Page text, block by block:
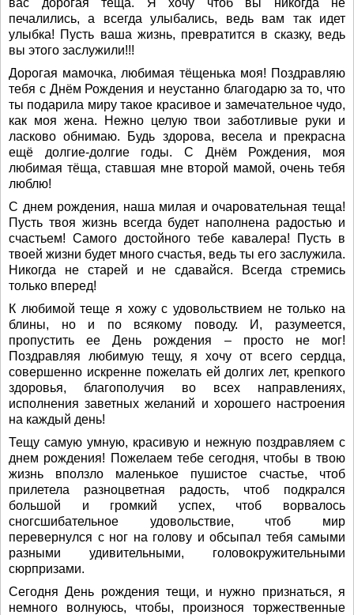
вас дорогая теща. Я хочу чтоб вы никогда не
печалились, а всегда улыбались, ведь вам так идет
улыбка! Пусть ваша жизнь, превратится в сказку, ведь
вы этого заслужили!!!
Дорогая мамочка, любимая тёщенька моя! Поздравляю
тебя с Днём Рождения и неустанно благодарю за то, что
ты подарила миру такое красивое и замечательное чудо,
как моя жена. Нежно целую твои заботливые руки и
ласково обнимаю. Будь здорова, весела и прекрасна
ещё долгие-долгие годы. С Днём Рождения, моя
любимая тёща, ставшая мне второй мамой, очень тебя
люблю!
С днем рождения, наша милая и очаровательная теща!
Пусть твоя жизнь всегда будет наполнена радостью и
счастьем! Самого достойного тебе кавалера! Пусть в
твоей жизни будет много счастья, ведь ты его заслужила.
Никогда не старей и не сдавайся. Всегда стремись
только вперед!
К любимой теще я хожу с удовольствием не только на
блины, но и по всякому поводу. И, разумеется,
пропустить ее День рождения – просто не мог!
Поздравляя любимую тещу, я хочу от всего сердца,
совершенно искренне пожелать ей долгих лет, крепкого
здоровья, благополучия во всех направлениях,
исполнения заветных желаний и хорошего настроения
на каждый день!
Тещу самую умную, красивую и нежную поздравляем с
днем рождения! Пожелаем тебе сегодня, чтобы в твою
жизнь вползло маленькое пушистое счастье, чтоб
прилетела разноцветная радость, чтоб подкрался
большой и громкий успех, чтоб ворвалось
сногсшибательное удовольствие, чтоб мир
перевернулся с ног на голову и обсыпал тебя самыми
разными удивительными, головокружительными
сюрпризами.
Сегодня День рождения тещи, и нужно признаться, я
немного волнуюсь, чтобы, произнося торжественные